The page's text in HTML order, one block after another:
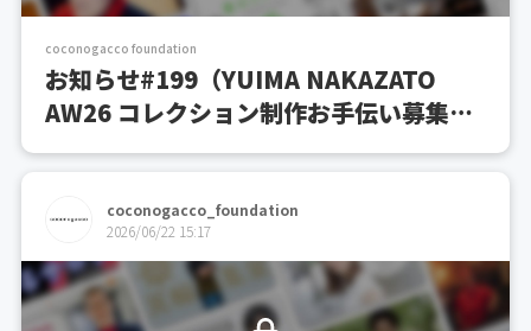
coconogacco foundation
お知らせ#199（YUIMA NAKAZATO
AW26 コレクション制作お手伝い募集の
お知らせ）
coconogacco_foundation
2026/06/22 15:17